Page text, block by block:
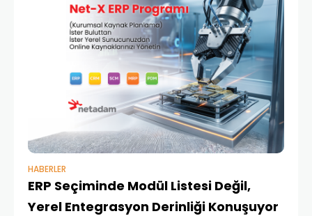
HABERLER
ERP Seçiminde Modül Listesi Değil,
Yerel Entegrasyon Derinliği Konuşuyor